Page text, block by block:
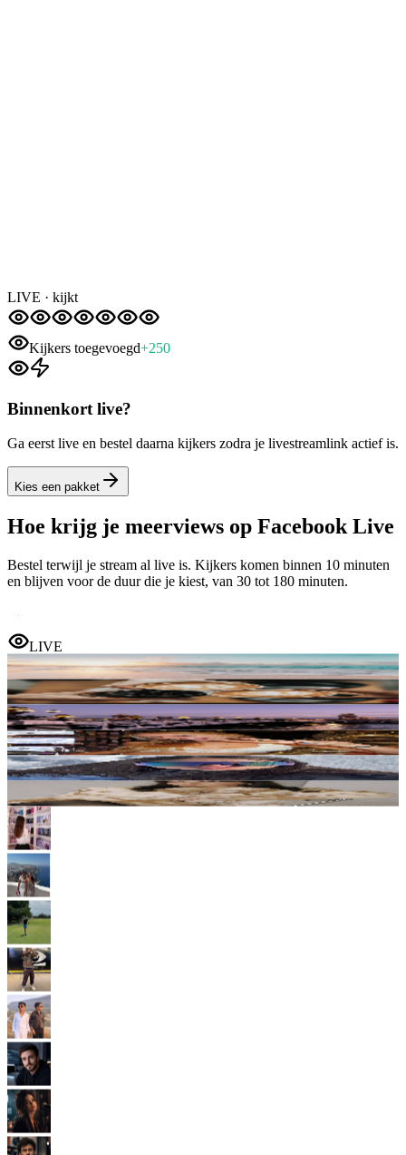
Kijkers toegevoegd +250
Kies een pakket
en blijven voor de duur die je kiest, van 30 tot 180 minuten.